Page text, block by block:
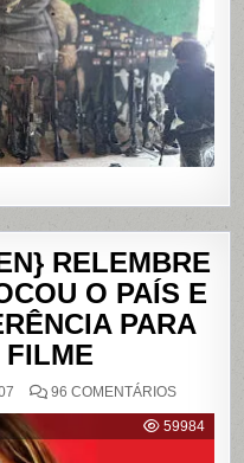
PENHA,
NO
RIO
RELEMBRE
O PAÍS E
PARA
FILME
96 COMENTÁRIOSEM
59984